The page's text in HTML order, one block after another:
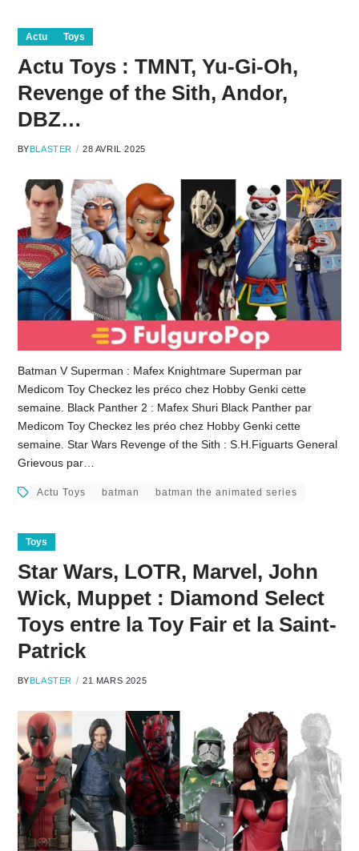
Actu Toys
Actu Toys : TMNT, Yu-Gi-Oh,
Revenge of the Sith, Andor,
DBZ…
BY BLASTER 28 AVRIL 2025
Batman V Superman : Mafex Knightmare Superman par
Medicom Toy Checkez les préco chez Hobby Genki cette
semaine. Black Panther 2 : Mafex Shuri Black Panther par
Medicom Toy Checkez les préo chez Hobby Genki cette
semaine. Star Wars Revenge of the Sith : S.H.Figuarts General
Grievous par…
Actu Toys batman batman the animated series
Toys
Star Wars, LOTR, Marvel, John
Wick, Muppet : Diamond Select
Toys entre la Toy Fair et la Saint-
Patrick
BYBLASTER 21 MARS 2025